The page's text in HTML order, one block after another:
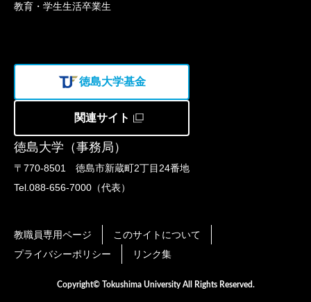
徳島大学（事務局）
〒770-8501 徳島市新蔵町2丁目24番地
Tel.088-656-7000（代表）
教育・学生生活卒業生
徳島大学基金
関連サイト
教職員専用ページ
このサイトについて
プライバシーポリシー
リンク集
Copyright© Tokushima University All Rights Reserved.